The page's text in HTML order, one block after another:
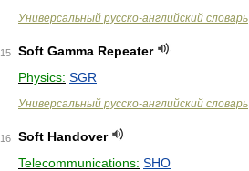
Универсальный русско-английский словарь
15
Soft Gamma Repeater
Physics: SGR
Универсальный русско-английский словарь
16
Soft Handover
Telecommunications: SHO